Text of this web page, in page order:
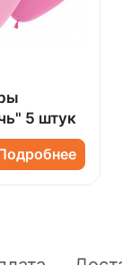
5 штук